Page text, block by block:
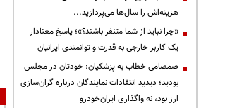
هزینه‌اش را سال‌ها می‌پردازید...
«چرا نباید از شما متنفر باشند؟»؛ پاسخ معنادار
یک کاربر خارجی به قدرت و توانمندی ایرانیان
صمصامی خطاب به پزشکیان: خودتان در مجلس
بودید؛ دیدید انتقادات نمایندگان درباره گران‌سازی
ارز بود، نه واگذاری ایران‌خودرو